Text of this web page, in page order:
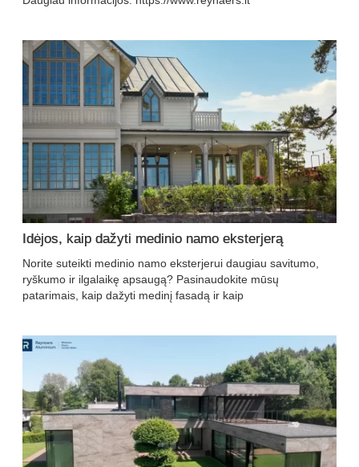
Idėjos, kaip dažyti medinio namo eksterjerą
Norite suteikti medinio namo eksterjerui daugiau savitumo,
ryškumo ir ilgalaikę apsaugą? Pasinaudokite mūsų
patarimais, kaip dažyti medinį fasadą ir kaip